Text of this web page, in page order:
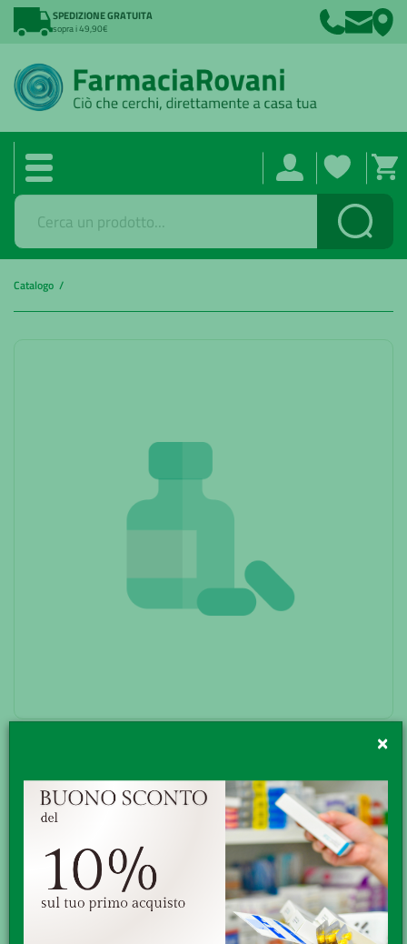
SPEDIZIONE GRATUITA
sopra i 49,90€
Cerca
Catalogo /
Phytogenziana Integratore alimentare contro lo stress, i
disturbi digestivi secondari e gli stati ansiosi. Posologia e
modalità d'uso 3-6 capsule al giorno, prima dei pasti.
Avvertenze Un dosaggio elev...
904793282
Marchio:PHYTOITALIA Srl
×